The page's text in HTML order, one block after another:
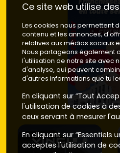
Ce site web utilise
Les cookies nous permettent
contenu et les annonces,
relatives aux médias sociaux
Nous partageons également
l'utilisation de notre site avec
d'analyse, qui peuvent
d'autres informations que tu
En cliquant sur “Tout
l'utilisation de cookies à
ceux servant à mesurer
En cliquant sur “Essentiels
acceptes l'utilisation de